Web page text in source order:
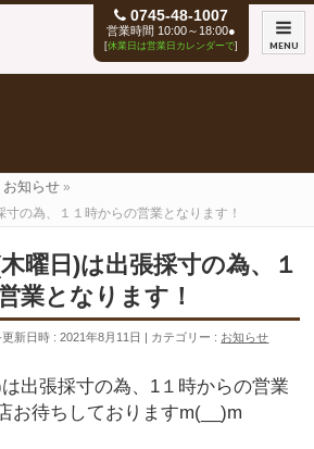
0745-48-1007
営業時間 10:00～18:00●
[休業日は営業日カレンダーで] MENU
お知らせ »
寸の為、１１時からの営業となります！
曜日)は出張採寸の為、１
業となります！
更新日時 : 2021年8月11日 カテゴリー : お知らせ
出張採寸の為、1１時からの営業
お待ちしておりますm(__)m